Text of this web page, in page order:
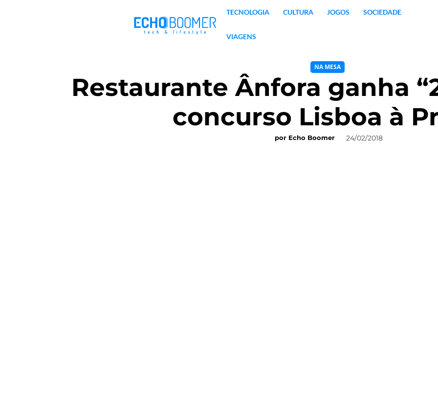
TECNOLOGIA CULTURA JOGOS SOCIEDADE
VIAGENS
NA MESA
Restaurante Ânfora ganha
concurso Lisboa à
por Echo Boomer 24/02/2018